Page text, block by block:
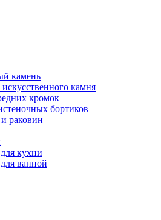
камень
камня
кромок
бортиков
раковин
кухни
ванной